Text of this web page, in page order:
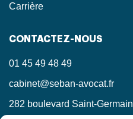
Carrière
CONTACTEZ-NOUS
01 45 49 48 49
cabinet@seban-avocat.fr
282 boulevard Saint-Germain